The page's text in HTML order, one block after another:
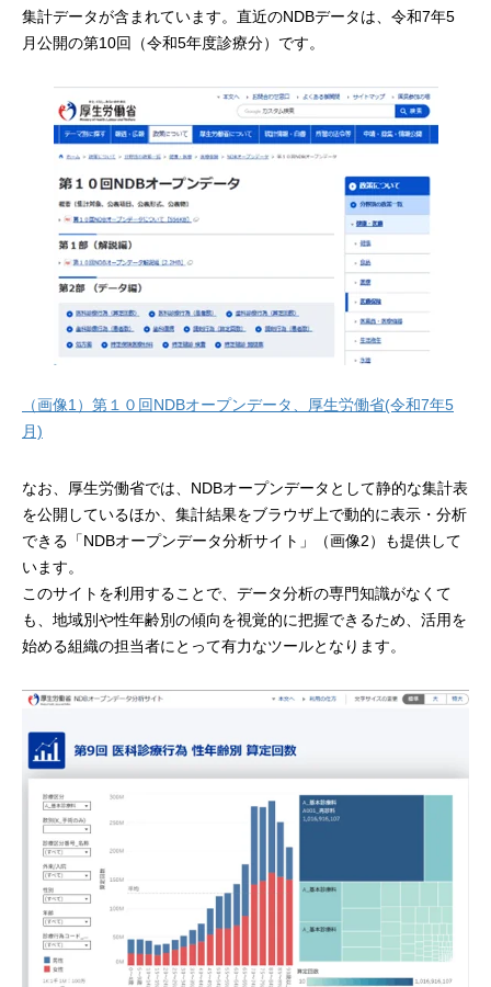
集計データが含まれています。直近のNDBデータは、令和7年5
月公開の第10回（令和5年度診療分）です。
（画像1）第１０回NDBオープンデータ、厚生労働省(令和7年5
月)
なお、厚生労働省では、NDBオープンデータとして静的な集計表
を公開しているほか、集計結果をブラウザ上で動的に表示・分析
できる「NDBオープンデータ分析サイト」（画像2）も提供して
います。
このサイトを利用することで、データ分析の専門知識がなくて
も、地域別や性年齢別の傾向を視覚的に把握できるため、活用を
始める組織の担当者にとって有力なツールとなります。